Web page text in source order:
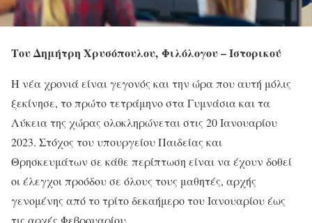
Του Δημήτρη Χρυσόπουλου, Φιλόλογου – Ιστορικού
Η νέα χρονιά είναι γεγονός και την ώρα που αυτή μόλις
ξεκίνησε, το πρώτο τετράμηνο στα Γυμνάσια και τα
Λύκεια της χώρας ολοκληρώνεται στις 20 Ιανουαρίου
2023. Στόχος του υπουργείου Παιδείας και
Θρησκευμάτων σε κάθε περίπτωση είναι να έχουν δοθεί
οι έλεγχοι προόδου σε όλους τους μαθητές, αρχής
γενομένης από το τρίτο δεκαήμερο του Ιανουαρίου έως
τις αρχές Φεβρουαρίου.